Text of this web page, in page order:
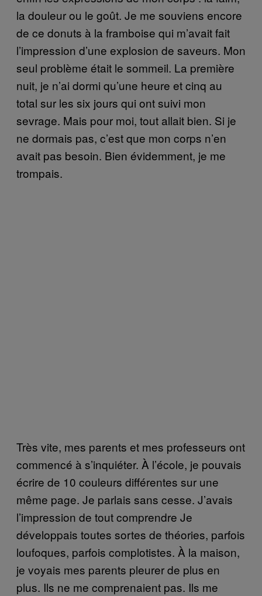
la douleur ou le goût. Je me souviens encore
de ce donuts à la framboise qui m’avait fait
l’impression d’une explosion de saveurs. Mon
seul problème était le sommeil. La première
nuit, je n’ai dormi qu’une heure et cinq au
total sur les six jours qui ont suivi mon
sevrage. Mais pour moi, tout allait bien. Si je
ne dormais pas, c’est que mon corps n’en
avait pas besoin. Bien évidemment, je me
trompais.
Très vite, mes parents et mes professeurs ont
commencé à s’inquiéter. À l’école, je pouvais
écrire de 10 couleurs différentes sur une
même page. Je parlais sans cesse. J’avais
l’impression de tout comprendre Je
développais toutes sortes de théories, parfois
loufoques, parfois complotistes. À la maison,
je voyais mes parents pleurer de plus en
plus. Ils ne me comprenaient pas. Ils me